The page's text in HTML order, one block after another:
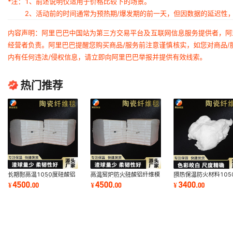
2、活动前的时间通常为预热期/爆发期的前一天，但因数据的延迟性
内容声明：阿里巴巴中国站为第三方交易平台及互联网信息服务提供者，
经营者负责。阿里巴巴提醒您购买商品/服务前注意谨慎核实，如您对商
内有任何违法/侵权信息，请立即向阿里巴巴举报并提供有效线索。
热门推荐
长期耐高温1050度硅酸铝
纤维模块耐火材料
¥4500.00
高温窑炉防火硅酸铝纤维模
块| 陶瓷纤维模块
¥4500.00
隔热保温防火材料
陶瓷纤维棉
¥3400.00